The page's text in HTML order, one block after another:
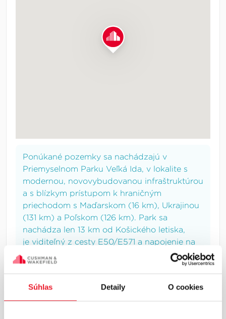
Súhlas Detaily O cookies
Ponúkané pozemky sa nachádzajú v
Priemyselnom Parku Veľká Ida, v lokalite s
modernou, novovybudovanou infraštruktúrou
a s blízkym prístupom k hraničným
priechodom s Maďarskom (16 km), Ukrajinou
(131 km) a Poľskom (126 km). Park sa
nachádza len 13 km od Košického letiska,
je viditeľný z cesty E50/E571 a napojenie na
budúcu R2 je do cca 3,5 km od parku pri
súčasnom hlavnom vstupe do US Steel. V
MUBEA, Oerlikon Balzers, IEE Sensing,
Steelcon.